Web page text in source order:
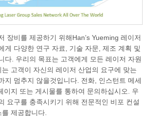
장비를 제공하기 위해Han’s Yueming 레이저
게 다양한 연구 자료, 기술 자문, 제조 계획 및
다. 우리의 목표는 고객에게 모든 레이저 자원
고객이 자신의 레이저 산업의 요구에 맞는
지 멈추지 않을것입니다. 전화, 인스턴트 메세
이지 또는 게시물를 통하여 문의하십시오. 우
요구를 충족시키기 위해 전문적인 비포 컨설
제공합니다.